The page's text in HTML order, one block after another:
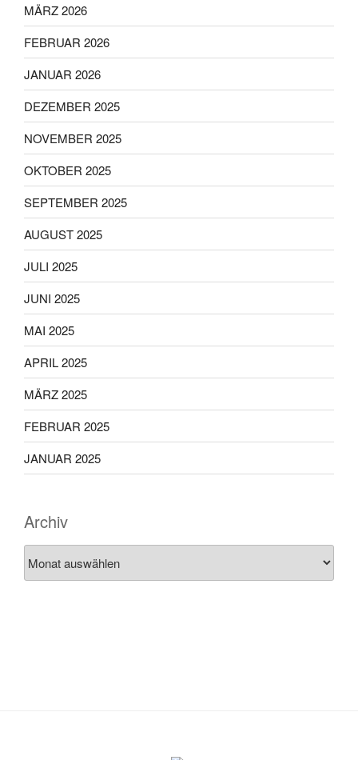
MÄRZ 2026
FEBRUAR 2026
JANUAR 2026
DEZEMBER 2025
NOVEMBER 2025
OKTOBER 2025
SEPTEMBER 2025
AUGUST 2025
JULI 2025
JUNI 2025
MAI 2025
APRIL 2025
MÄRZ 2025
FEBRUAR 2025
JANUAR 2025
Archiv